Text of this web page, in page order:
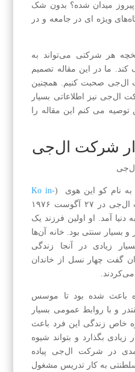
میدان شده؟ بدون شک
ویژه ای در جامعه و در
هر شرکتی می‌تواند به
ما در این مقاله تصمیم
ال‌جی صحبت کنیم. همچنین
ال‌جی نیز اطلاعاتی بسیار
توصیه می کنم این مقاله را
شرکت ال‌جی
نام کو این هوی (Ko in-
) است. بنیانگذار شرکت ال‌جی در ۲۷ آگوست ۱۹۷۶
دنیا آمد. او اولین فرزند یک
بسیار سنتی بود. خانه آن‌ها
زیادی در آنجا زندگی
گفت چهار نسل از خاندان
باعث شده بود تا موسس
و با روابط عمومی بسیار
خاص زندگی این فرد باعث
زیادی بگذارد و بتواند شیوه
در شرکت ال‌جی پیاده
به کار تدریس مشغول